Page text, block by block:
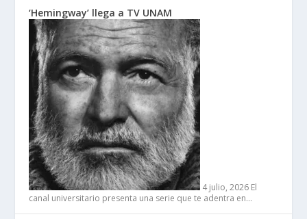
‘Hemingway’ llega a TV UNAM
4 julio, 2026 El
canal universitario presenta una serie que te adentra en…